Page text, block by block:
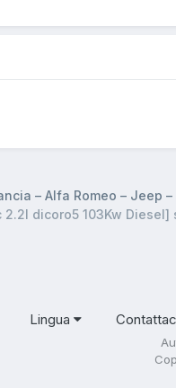
– Alfa Romeo – Jeep
2.2l dicoro5 103Kw
Lingua